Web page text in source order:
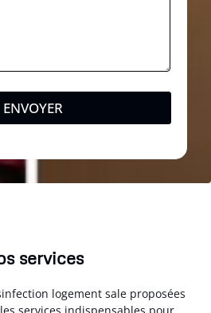
ENVOYER
services
logement sale proposées